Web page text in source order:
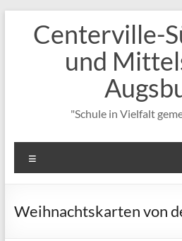
springenCenterville-
und
"Schule in Vielfalt
Weihnachtskarten von